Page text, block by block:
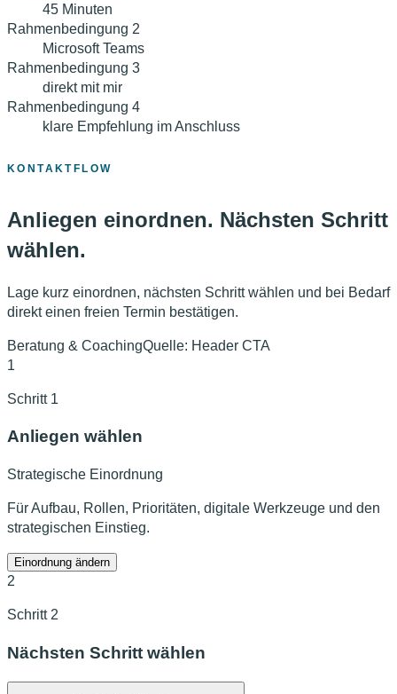
45 Minuten
Rahmenbedingung 2
Microsoft Teams
Rahmenbedingung 3
direkt mit mir
Rahmenbedingung 4
klare Empfehlung im Anschluss
KONTAKTFLOW
Anliegen einordnen. Nächsten Schritt
wählen.
Lage kurz einordnen, nächsten Schritt wählen und bei Bedarf
direkt einen freien Termin bestätigen.
Beratung & CoachingQuelle: Header CTA
1
Schritt 1
Anliegen wählen
Strategische Einordnung
Für Aufbau, Rollen, Prioritäten, digitale Werkzeuge und den
strategischen Einstieg.
Einordnung ändern
2
Schritt 2
Nächsten Schritt wählen